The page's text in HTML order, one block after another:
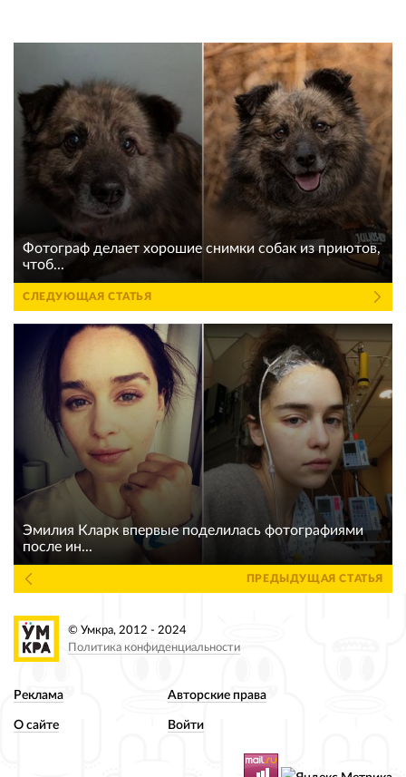
Фотограф делает хорошие снимки собак из приютов,
чтоб...
СЛЕДУЮЩАЯ СТАТЬЯ
Эмилия Кларк впервые поделилась фотографиями
после ин...
ПРЕДЫДУЩАЯ СТАТЬЯ
Реклама Авторские права
О сайте Войти
© Умкра, 2012 - 2024
Политика конфиденциальности